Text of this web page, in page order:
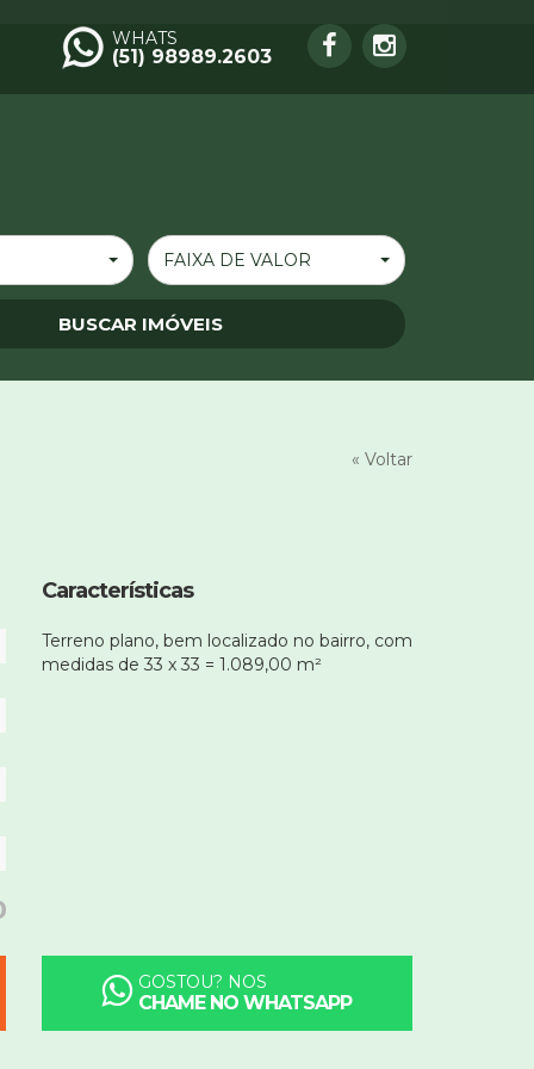
WHATS
(51) 98989.2603
FAIXA DE VALOR
« Voltar
Características
Terreno plano, bem localizado no bairro, com
medidas de 33 x 33 = 1.089,00 m²
GOSTOU? NOS
CHAME NO WHATSAPP